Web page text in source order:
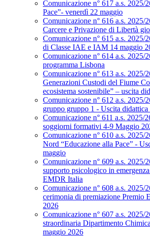
Comunicazione n° 617 a.s. 2025/
Pace”- venerdì 22 maggio
Comunicazione n° 616 a.s. 2025/
Carcere e Privazione di Libertà
Comunicazione n° 615 a.s. 2025/
di Classe IAE e IAM 14 maggio
Comunicazione n° 614 a.s. 2025/
programma Lisbona
Comunicazione n° 613 a.s. 2025/
Generazioni Custodi del Fiume
ecosistema sostenibile” – uscita
Comunicazione n° 612 a.s. 2025/
gruppo gruppo 1 - Uscita
Comunicazione n° 611 a.s. 2025/
soggiorni formativi 4-9 Maggio
Comunicazione n° 610 a.s. 2025/
Nord “Educazione alla Pace” -
maggio
Comunicazione n° 609 a.s. 2025/
supporto psicologico in
EMDR Italia
Comunicazione n° 608 a.s. 2025/
cerimonia di premiazione Premio
2026
Comunicazione n° 607 a.s. 2025/
straordinaria Dipartimento
maggio 2026